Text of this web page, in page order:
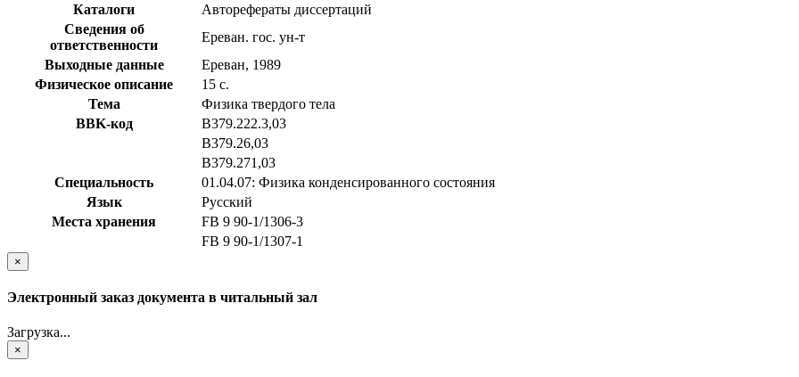
Каталоги
Авторефераты диссертаций
Сведения об
ответственности
Ереван. гос. ун-т
Выходные данные
Ереван, 1989
Физическое описание
15 с.
Тема
Физика твердого тела
BBK-код
В379.222.3,03
В379.26,03
В379.271,03
Специальность
01.04.07: Физика конденсированного состояния
Язык
Русский
Места хранения
FB 9 90-1/1306-3
FB 9 90-1/1307-1
×
Электронный заказ документа в читальный зал
Загрузка...
×